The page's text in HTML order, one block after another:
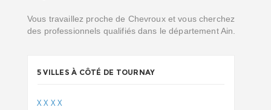
Vous travaillez proche de Chevroux et vous cherchez
des professionnels qualifiés dans le département Ain.
5 VILLES À CÔTÉ DE TOURNAY
XX XX